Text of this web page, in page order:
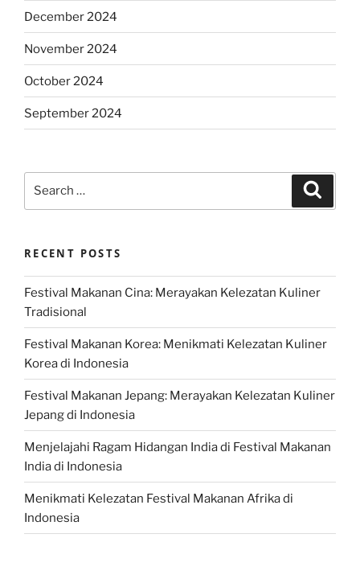
December 2024
November 2024
October 2024
September 2024
RECENT POSTS
Festival Makanan Cina: Merayakan Kelezatan Kuliner
Tradisional
Festival Makanan Korea: Menikmati Kelezatan Kuliner
Korea di Indonesia
Festival Makanan Jepang: Merayakan Kelezatan Kuliner
Jepang di Indonesia
Menjelajahi Ragam Hidangan India di Festival Makanan
India di Indonesia
Menikmati Kelezatan Festival Makanan Afrika di
Indonesia